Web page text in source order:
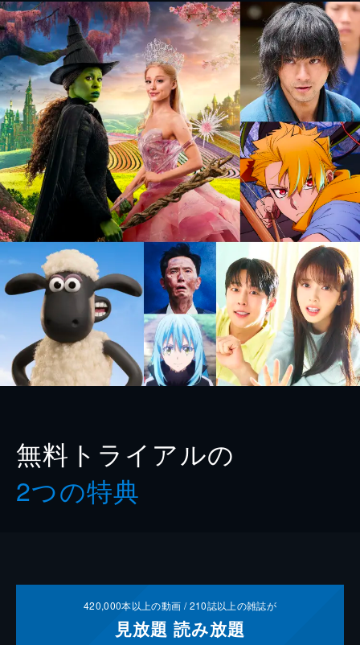
無料トライアルの
2つの特典
420,000本以上の動画 /210誌以上の雑誌が
見放題 読み放題